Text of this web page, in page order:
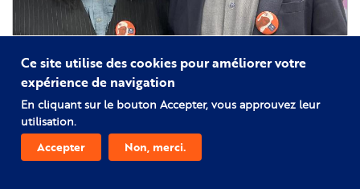
16/09/2025
Ce site utilise des cookies pour améliorer votre
expérience de navigation
En cliquant sur le bouton Accepter, vous approuvez leur
utilisation.
Accepter Non, merci.